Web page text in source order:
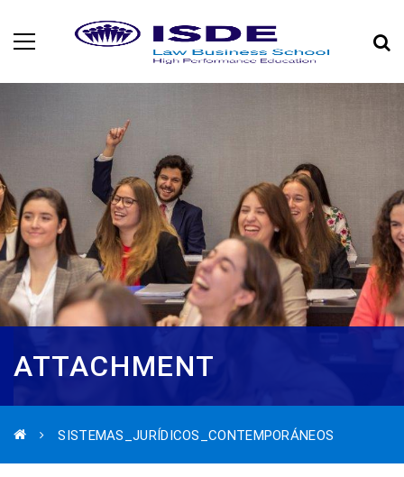
ATTACHMENT
SISTEMAS_JURÍDICOS_CONTEMPORÁNEOS